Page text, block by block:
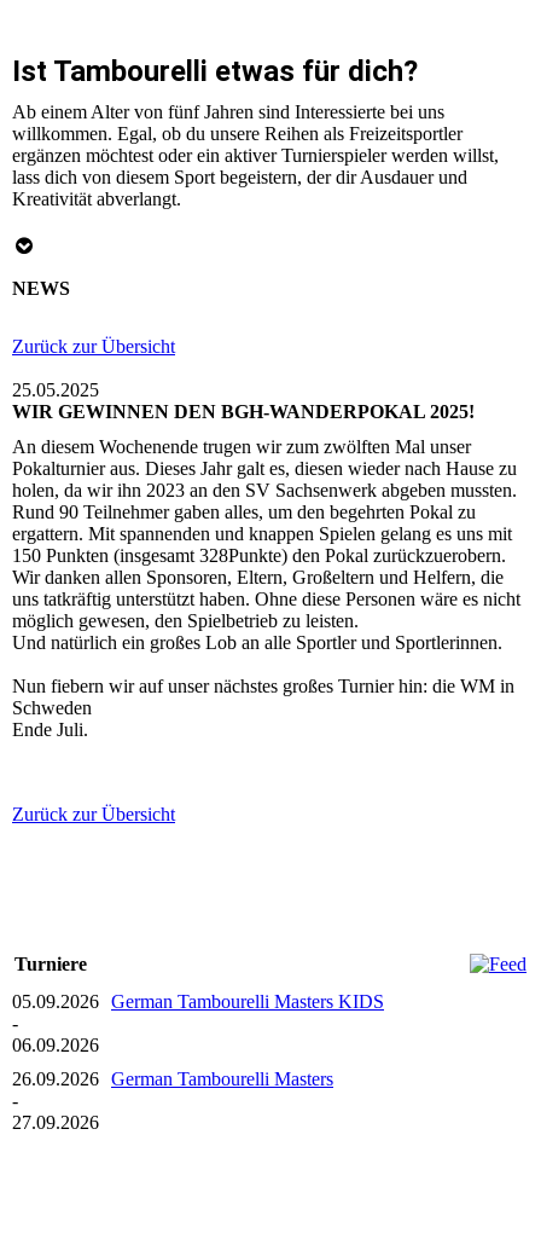
Ist Tambourelli etwas für dich?
Ab einem Alter von fünf Jahren sind Interessierte bei uns
willkommen. Egal, ob du unsere Reihen als Freizeitsportler
ergänzen möchtest oder ein aktiver Turnierspieler werden willst,
lass dich von diesem Sport begeistern, der dir Ausdauer und
Kreativität abverlangt.
NEWS
Zurück zur Übersicht
25.05.2025
WIR GEWINNEN DEN BGH-WANDERPOKAL 2025!
An diesem Wochenende trugen wir zum zwölften Mal unser
Pokalturnier aus. Dieses Jahr galt es, diesen wieder nach Hause zu
holen, da wir ihn 2023 an den SV Sachsenwerk abgeben mussten.
Rund 90 Teilnehmer gaben alles, um den begehrten Pokal zu
ergattern. Mit spannenden und knappen Spielen gelang es uns mit
150 Punkten (insgesamt 328Punkte) den Pokal zurückzuerobern.
Wir danken allen Sponsoren, Eltern, Großeltern und Helfern, die
uns tatkräftig unterstützt haben. Ohne diese Personen wäre es nicht
möglich gewesen, den Spielbetrieb zu leisten.
Und natürlich ein großes Lob an alle Sportler und Sportlerinnen.
Nun fiebern wir auf unser nächstes großes Turnier hin: die WM in
Schweden
Ende Juli.
Zurück zur Übersicht
Turniere
05.09.2026
-
06.09.2026
German Tambourelli Masters KIDS
26.09.2026
-
27.09.2026
German Tambourelli Masters